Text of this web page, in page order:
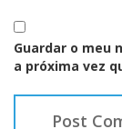
Guardar o meu
a próxima vez